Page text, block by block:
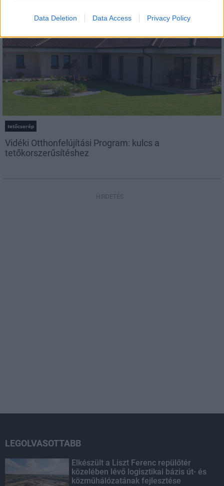
Data Deletion Data Access Privacy Policy
tetőcserép
Vidéki Otthonfelújítási Program: kulcs a
tetőkorszerűsítéshez
HIRDETÉS
LEGOLVASOTTABB
Elkészült a Liszt Ferenc repülőtér
közelében lévő logisztikai bázis út- és
közműhálózatának fejlesztése